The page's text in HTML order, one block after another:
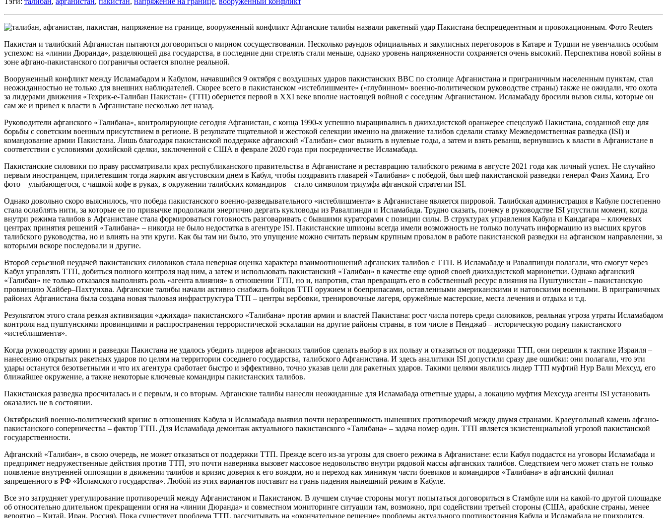
Афганские талибы назвали ракетный удар Пакистана беспрецедентным и провокационным. Фото Reuters
Пакистан и талибский Афганистан пытаются договориться о мирном сосуществовании. Несколько раундов официальных и закулисных переговоров в Катаре и Турции не увенчались особым
успехом: на «линии Дюранда», разделяющей два государства, в последние дни стрелять стали меньше, однако уровень напряженности сохраняется очень высокий. Перспектива новой войны в
зоне афгано-пакистанского пограничья остается вполне реальной.
Вооруженный конфликт между Исламабадом и Кабулом, начавшийся 9 октября с воздушных ударов пакистанских ВВС по столице Афганистана и приграничным населенным пунктам, стал
неожиданностью не только для внешних наблюдателей. Скорее всего в пакистанском «истеблишменте» («глубинном» военно-политическом руководстве страны) также не ожидали, что охота
за лидерами движения «Техрик-е-Талибан Пакистан» (ТТП) обернется первой в ХХI веке вполне настоящей войной с соседним Афганистаном. Исламабаду бросили вызов силы, которые он
сам же и привел к власти в Афганистане несколько лет назад.
Руководители афганского «Талибана», контролирующие сегодня Афганистан, с конца 1990-х успешно выращивались в джихадистской оранжерее спецслужб Пакистана, созданной еще для
борьбы с советским военным присутствием в регионе. В результате тщательной и жестокой селекции именно на движение талибов сделали ставку Межведомственная разведка (ISI) и
командование армии Пакистана. Лишь благодаря пакистанской поддержке афганский «Талибан» смог выжить в нулевые годы, а затем и взять реванш, вернувшись к власти в Афганистане в
соответствии с условиями дохийской сделки, заключенной с США в феврале 2020 года при посредничестве Исламабада.
Пакистанские силовики по праву рассматривали крах республиканского правительства в Афганистане и реставрацию талибского режима в августе 2021 года как личный успех. Не случайно
первым иностранцем, прилетевшим тогда жарким августовским днем в Кабул, чтобы поздравить главарей «Талибана» с победой, был шеф пакистанской разведки генерал Фаиз Хамид. Его
фото – улыбающегося, с чашкой кофе в руках, в окружении талибских командиров – стало символом триумфа афганской стратегии ISI.
Однако довольно скоро выяснилось, что победа пакистанского военно-разведывательного «истеблишмента» в Афганистане является пирровой. Талибская администрация в Кабуле постепенно
стала ослаблять нити, за которые ее по привычке продолжали энергично дергать кукловоды из Равалпинди и Исламабада. Трудно сказать, почему в руководстве ISI упустили момент, когда
внутри режима талибов в Афганистане стала формироваться готовность разговаривать с бывшими кураторами с позиции силы. В структурах управления Кабула и Кандагара – ключевых
центрах принятия решений «Талибана» – никогда не было недостатка в агентуре ISI. Пакистанские шпионы всегда имели возможность не только получать информацию из высших кругов
талибского руководства, но и влиять на эти круги. Как бы там ни было, это упущение можно считать первым крупным провалом в работе пакистанской разведки на афганском направлении, за
которыми вскоре последовали и другие.
Второй серьезной неудачей пакистанских силовиков стала неверная оценка характера взаимоотношений афганских талибов с ТТП. В Исламабаде и Равалпинди полагали, что смогут через
Кабул управлять ТТП, добиться полного контроля над ним, а затем и использовать пакистанский «Талибан» в качестве еще одной своей джихадистской марионетки. Однако афганский
«Талибан» не только отказался выполнять роль «агента влияния» в отношении ТТП, но и, напротив, стал превращать его в собственный ресурс влияния на Пуштунистан – пакистанскую
провинцию Хайбер–Пахтунхва. Афганские талибы начали активно снабжать бойцов ТТП оружием и боеприпасами, оставленными американскими и натовскими военными. В приграничных
районах Афганистана была создана новая тыловая инфраструктура ТТП – центры вербовки, тренировочные лагеря, оружейные мастерские, места лечения и отдыха и т.д.
Результатом этого стала резкая активизация «джихада» пакистанского «Талибана» против армии и властей Пакистана: рост числа потерь среди силовиков, реальная угроза утраты Исламабадом
контроля над пуштунскими провинциями и распространения террористической эскалации на другие районы страны, в том числе в Пенджаб – историческую родину пакистанского
«истеблишмента».
Когда руководству армии и разведки Пакистана не удалось убедить лидеров афганских талибов сделать выбор в их пользу и отказаться от поддержки ТТП, они перешли к тактике Израиля –
нанесению открытых ракетных ударов по целям на территории соседнего государства, талибского Афганистана. И здесь аналитики ISI допустили сразу две ошибки: они полагали, что эти
удары останутся безответными и что их агентура сработает быстро и эффективно, точно указав цели для ракетных ударов. Такими целями являлись лидер ТТП муфтий Нур Вали Мехсуд, его
ближайшее окружение, а также некоторые ключевые командиры пакистанских талибов.
Пакистанская разведка просчиталась и с первым, и со вторым. Афганские талибы нанесли неожиданные для Исламабада ответные удары, а локацию муфтия Мехсуда агенты ISI установить
оказались не в состоянии.
Октябрьский военно-политический кризис в отношениях Кабула и Исламабада выявил почти неразрешимость нынешних противоречий между двумя странами. Краеугольный камень афгано-
пакистанского соперничества – фактор ТТП. Для Исламабада демонтаж актуального пакистанского «Талибана» – задача номер один. ТТП является экзистенциальной угрозой пакистанской
государственности.
Афганский «Талибан», в свою очередь, не может отказаться от поддержки ТТП. Прежде всего из-за угрозы для своего режима в Афганистане: если Кабул поддастся на уговоры Исламабада и
предпримет недружественные действия против ТТП, это почти наверняка вызовет массовое недовольство внутри рядовой массы афганских талибов. Следствием чего может стать не только
появление внутренней оппозиции в движении талибов и кризис доверия к его вождям, но и переход как минимум части боевиков и командиров «Талибана» в афганский филиал
запрещенного в РФ «Исламского государства». Любой из этих вариантов поставит на грань падения нынешний режим в Кабуле.
Все это затрудняет урегулирование противоречий между Афганистаном и Пакистаном. В лучшем случае стороны могут попытаться договориться в Стамбуле или на какой-то другой площадке
об относительно длительном прекращении огня на «линии Дюранда» и совместном мониторинге ситуации там, возможно, при содействии третьей стороны (США, арабские страны, менее
вероятно – Китай, Иран, Россия). Пока существует проблема ТТП, рассчитывать на «окончательное решение» проблемы актуального противостояния Кабула и Исламабада не приходится.